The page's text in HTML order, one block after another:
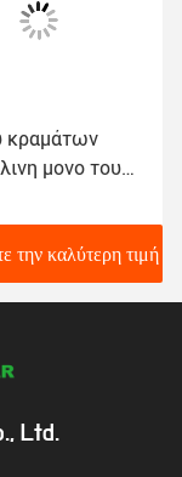
κραμάτων
μονο του
670W ηλιακού
PERC μισή
την καλύτερη τιμή
Ltd.